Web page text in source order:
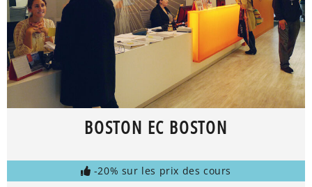
BOSTON EC BOSTON
-20% sur les prix des cours